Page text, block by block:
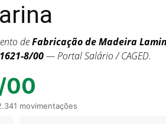
deFabricação de Madeira
1621-8/00— Portal Salário / CAGED.
00
movimentações